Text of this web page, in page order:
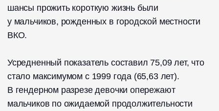
шансы прожить короткую жизнь были
у мальчиков, рожденных в городской местности
ВКО.
Усредненный показатель составил 75,09 лет, что
стало максимумом с 1999 года (65,63 лет).
В гендерном разрезе девочки опережают
мальчиков по ожидаемой продолжительности